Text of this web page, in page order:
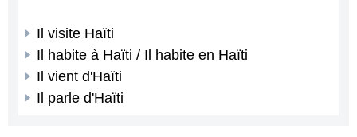
Il visite Haïti
Il habite à Haïti / Il habite en Haïti
Il vient d'Haïti
Il parle d'Haïti